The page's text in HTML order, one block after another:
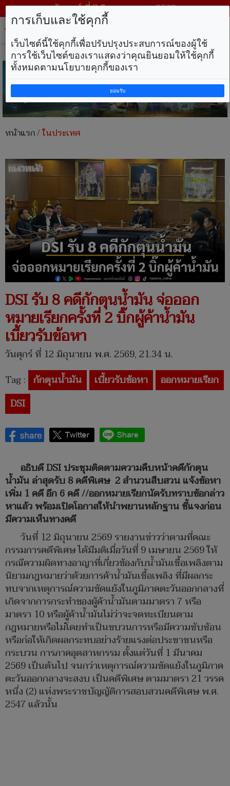
วันศุกร์ ที่ 7 สิงหาคม พ.ศ. 2569
หน้าแรก/ในประเทศ
DSI รับ 8 คดีกักตุนน้ำมัน จ่อออก
หมายเรียกครั้งที่ 2 บิ๊กผู้ค้าน้ำมัน
เบี้ยวรับข้อหา
วันศุกร์ ที่ 12 มิถุนายน พ.ศ. 2569, 21.34 น.
Tag : กักตุนน้ำมัน เบี้ยวรับข้อหา
ออกหมายเรียก
DSI
อธิบดี DSI ประชุมติดตามความคืบหน้าคดีกักตุน
น้ำมัน ล่าสุดรับ 8 คดีพิเศษ 2 สำนวนสืบสวน แจ้งข้อหา
เพิ่ม 1 คดี อีก 6 คดี //ออกหมายเรียกนัดรับทราบข้อกล่าว
หาแล้ว พร้อมเปิดโอกาสให้นำพยานหลักฐาน ชี้แจงก่อน
มีความเห็นทางคดี
วันที่ 12 มิถุนายน 2569 รายงานข่าวว่าตามที่คณะ
กรรมการคดีพิเศษ ได้มีมติเมื่อวันที่ 9 เมษายน 2569 ให้
กรณีความผิดทางอาญาที่เกี่ยวข้องกับน้ำมันเชื้อเพลิงตาม
นิยามกฎหมายว่าด้วยการค้าน้ำมันเชื้อเพลิง ที่มีผลกระ
ทบจากเหตุการณ์ความขัดแย้งในภูมิภาคตะวันออกกลางที่
เกิดจากการกระทำของผู้ค้าน้ำมันตามมาตรา 7 หรือ
มาตรา 10 หรือผู้ค้าน้ำมันไม่ว่าจะจดทะเบียนตาม
กฎหมายหรือไม่โดยทำเป็นขบวนการหรือมีความซับซ้อน
หรือก่อให้เกิดผลกระทบอย่างร้ายแรงต่อประชาชนหรือ
กระบวน การภาคอุตสาหกรรม ตั้งแต่วันที่ 1 มีนาคม
2569 เป็นต้นไป จนกว่าเหตุการณ์ความขัดแย้งในภูมิภาค
ตะวันออกกลางจะสงบ เป็นคดีพิเศษ ตามมาตรา 21 วรรค
หนึ่ง (2) แห่งพระราชบัญญัติการสอบสวนคดีพิเศษ พ.ศ.
2547 แล้วนั้น
การเก็บและใช้คุกกี้
เว็บไซต์นี้ใช้คุกกี้เพื่อปรับปรุงประสบการณ์ของผู้ใช้
การใช้เว็บไซต์ของเราแสดงว่าคุณยินยอมให้ใช้คุกกี้
ทั้งหมดตามนโยบายคุกกี้ของเรา
ยอมรับ